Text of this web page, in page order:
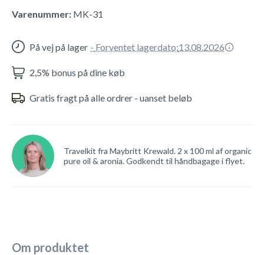
Varenummer: MK-31
På vej på lager - Forventet lagerdato:13.08.2026
2,5% bonus på dine køb
Gratis fragt på alle ordrer - uanset beløb
Travelkit fra Maybritt Krewald. 2 x 100 ml af organic
pure oil & aronia. Godkendt til håndbagage i flyet.
Om produktet